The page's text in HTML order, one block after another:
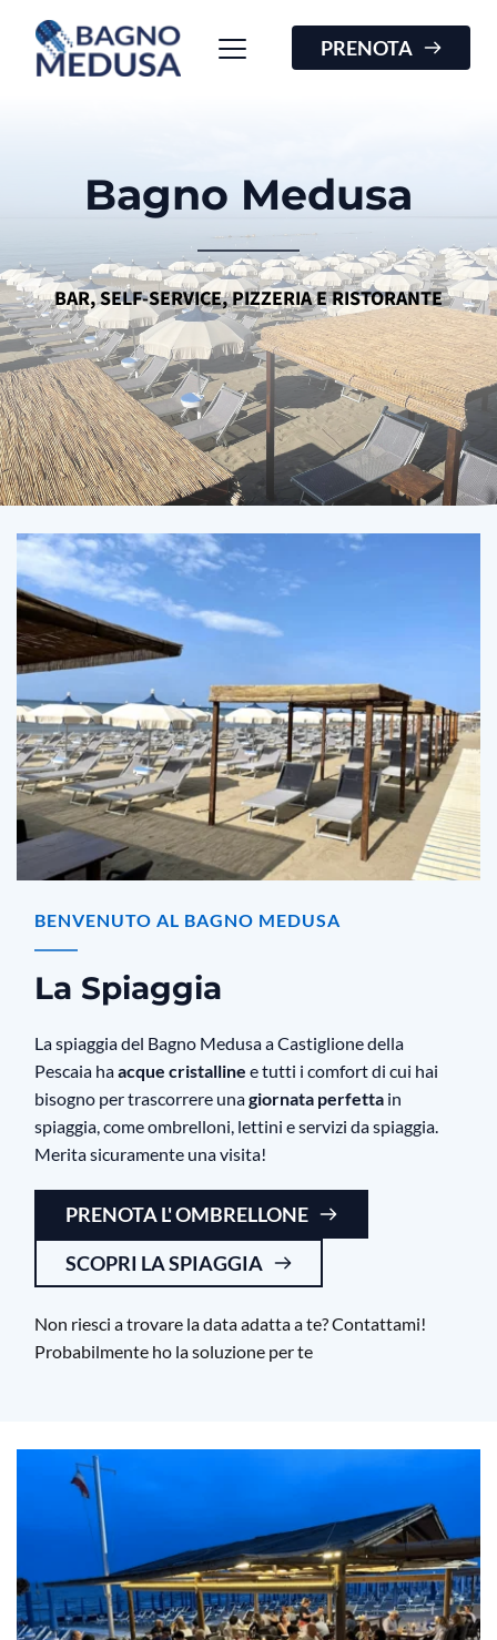
PRENOTA
Bagno Medusa
BAR, SELF-SERVICE, PIZZERIA E RISTORANTE
BENVENUTO AL BAGNO MEDUSA
La Spiaggia
La spiaggia del Bagno Medusa a Castiglione della
Pescaia haacque cristalline e tutti i comfort di cui hai
bisogno per trascorrere unagiornata perfetta in
spiaggia, come ombrelloni, lettini e servizi da spiaggia.
Merita sicuramente una visita!
PRENOTA L' OMBRELLONE
SCOPRI LA SPIAGGIA
Non riesci a trovare la data adatta a te? Contattami!
Probabilmente ho la soluzione per te